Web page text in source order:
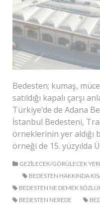
Bedesten; kumaş,
satıldığı kapalı çarşı
Türkiye’de de Adana
İstanbul Bedesteni,
örneklerinin yer aldığı
örneği de 15. yüzyılda
GEZILECEK/GÖRÜLECEK
BEDESTEN HAKKINDA
BEDESTEN NE DEMEK
BEDESTEN NEREDE